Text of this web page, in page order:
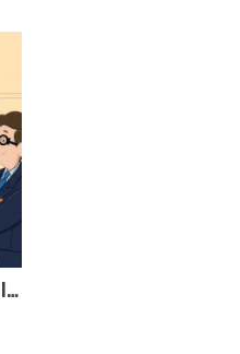
SR.FATO – COMO SEI SE AS MINHAS CALÇAS SÃO DE QUALIDADE?